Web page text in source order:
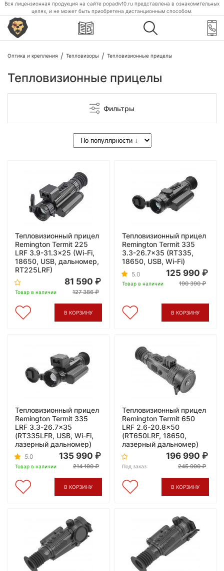
Вся лицензионная продукция на сайте popadiv10.ru представлена в ознакомительных
целях, и не может быть приобретена дистанционным способом.
Оптика и крепления Тепловизоры Тепловизионные прицелы
Тепловизионные прицелы
Фильтры
Тепловизионный прицел
Remington Termit 225
LRF 3.9-31.3x25 (Wi-Fi,
18650, USB, дальномер,
RT225LRF)
Товар в наличии
81 590
127 386
В КОРЗИНУ
Тепловизионный прицел
Remington Termit 335
3.3-26.7x35 (RT335,
18650, USB, Wi-Fi)
5.0
Товар в наличии
125 990
190 390
В КОРЗИНУ
Тепловизионный прицел
Remington Termit 335
LRF 3.3-26.7x35
(RT335LFR, USB, Wi-Fi,
лазерный дальномер)
5.0
Товар в наличии
135 990
214 190
В КОРЗИНУ
Тепловизионный прицел
Remington Termit 650
LRF 2.6-20.8x50
(RT650LRF, 18650,
лазерный дальномер)
Под заказ
196 990
245 990
В КОРЗИНУ